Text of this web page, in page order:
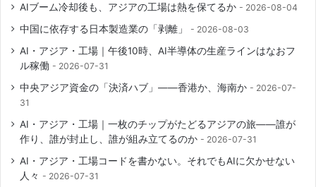
AIブーム冷却後も、アジアの工場は熱を保てるか 2026-08-04
中国に依存する日本製造業の「剥離」 2026-08-03
AI・アジア・工場｜午後10時、AI半導体の生産ラインはなおフ
ル稼働
2026-07-31
中央アジア資金の「決済ハブ」――香港か、海南か
2026-07-
31
AI・アジア・工場｜一枚のチップがたどるアジアの旅――誰が
作り、誰が封止し、誰が組み立てるのか
2026-07-31
AI・アジア・工場コードを書かない。それでもAIに欠かせない
人々
2026-07-31